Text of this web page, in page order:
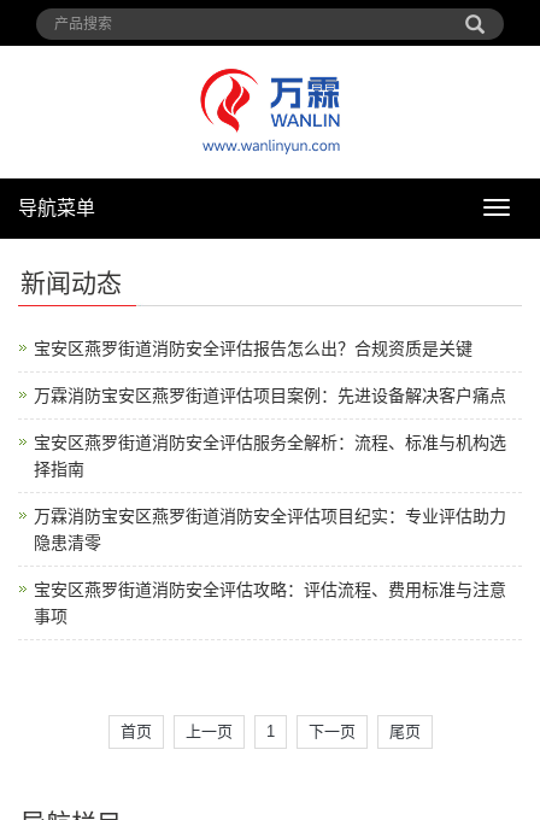
导
导航菜单
新闻动态
宝安区燕罗街道消防安全评估报告怎么出？合规资质是关键
万霖消防宝安区燕罗街道评估项目案例：先进设备解决客户痛点
宝安区燕罗街道消防安全评估服务全解析：流程、标准与机构选
择指南
万霖消防宝安区燕罗街道消防安全评估项目纪实：专业评估助力
隐患清零
宝安区燕罗街道消防安全评估攻略：评估流程、费用标准与注意
事项
首页 上一页 1 下一页 尾页